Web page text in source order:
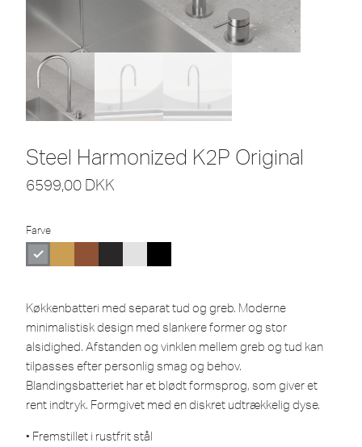
Steel Harmonized K2P Original
6599,00 DKK
Farve
Køkkenbatteri med separat tud og greb. Moderne
minimalistisk design med slankere former og stor
alsidighed. Afstanden og vinklen mellem greb og tud kan
tilpasses efter personlig smag og behov.
Blandingsbatteriet har et blødt formsprog, som giver et
rent indtryk. Formgivet med en diskret udtrækkelig dyse.
• Fremstillet i rustfrit stål